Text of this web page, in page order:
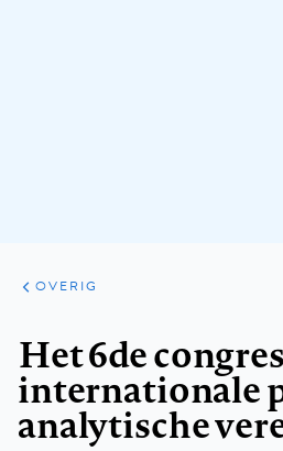
ARTIKELEN
OVERIG
OVERIG
Het 6de
internationale
analytische